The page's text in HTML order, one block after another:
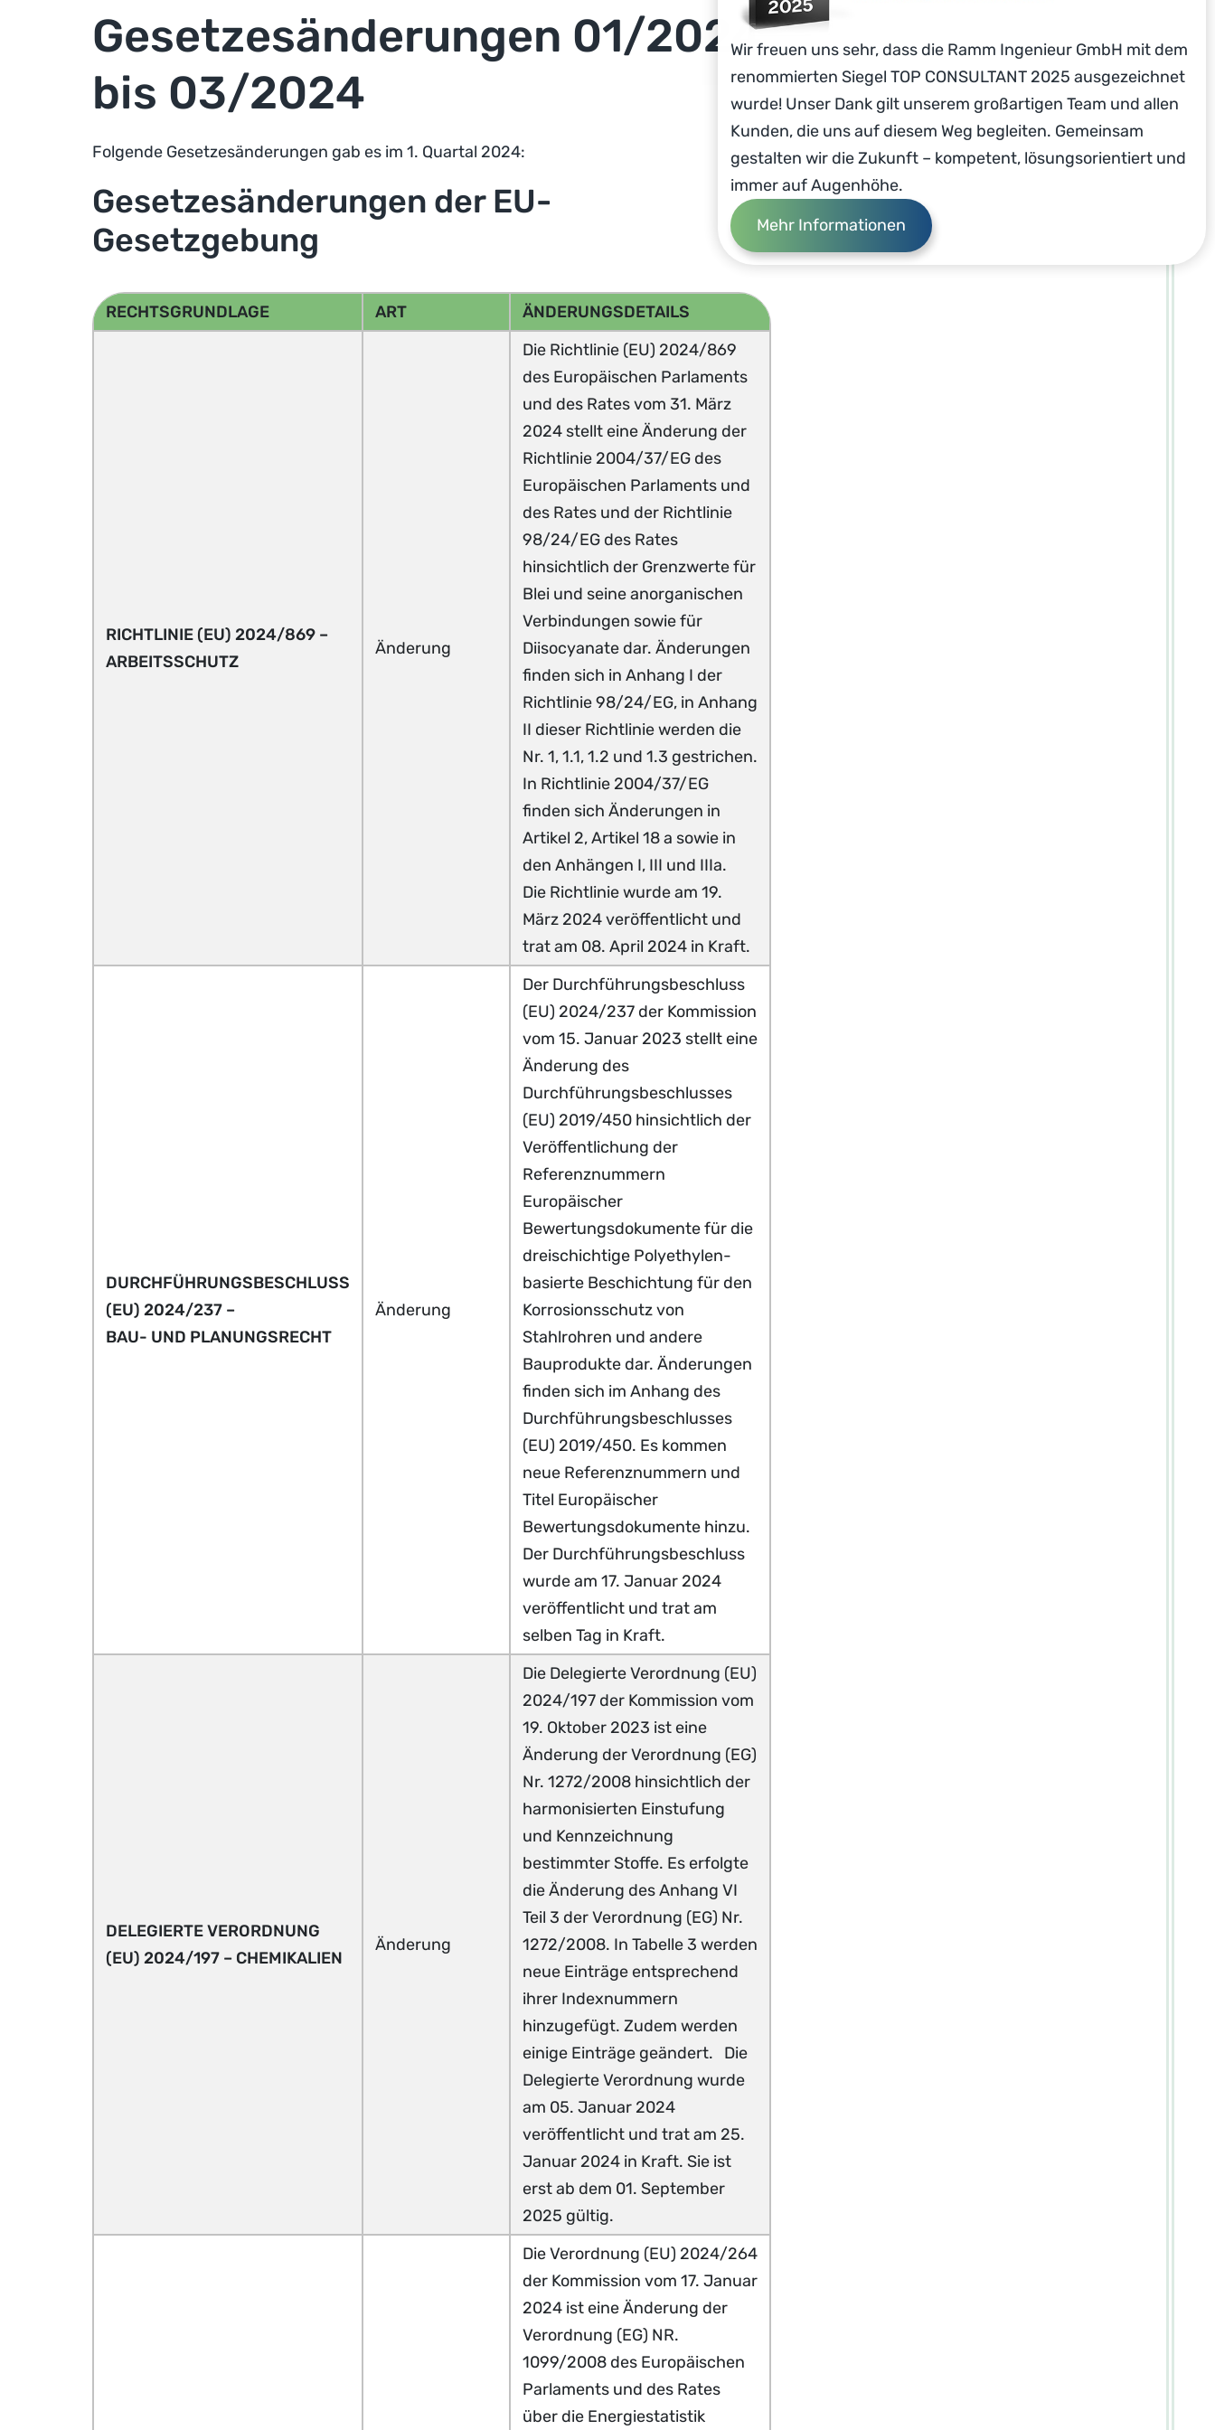
Gesetzesänderungen 01/2024
bis 03/2024
Folgende Gesetzesänderungen gab es im 1. Quartal 2024:
Gesetzesänderungen der EU-
Gesetzgebung
RECHTSGRUNDLAGE ART ÄNDERUNGSDETAILS
RICHTLINIE (EU) 2024/869 –
ARBEITSSCHUTZ
Änderung
Die Richtlinie (EU) 2024/869
des Europäischen Parlaments
und des Rates vom 31. März
2024 stellt eine Änderung der
Richtlinie 2004/37/EG des
Europäischen Parlaments und
des Rates und der Richtlinie
98/24/EG des Rates
hinsichtlich der Grenzwerte für
Blei und seine anorganischen
Verbindungen sowie für
Diisocyanate dar. Änderungen
finden sich in Anhang I der
Richtlinie 98/24/EG, in Anhang
II dieser Richtlinie werden die
Nr. 1, 1.1, 1.2 und 1.3 gestrichen.
In Richtlinie 2004/37/EG
finden sich Änderungen in
Artikel 2, Artikel 18 a sowie in
den Anhängen I, III und IIIa.
Die Richtlinie wurde am 19.
März 2024 veröffentlicht und
trat am 08. April 2024 in Kraft.
DURCHFÜHRUNGSBESCHLUSS
(EU) 2024/237 –
BAU- UND PLANUNGSRECHT
Änderung
Der Durchführungsbeschluss
(EU) 2024/237 der Kommission
vom 15. Januar 2023 stellt eine
Änderung des
Durchführungsbeschlusses
(EU) 2019/450 hinsichtlich der
Veröffentlichung der
Referenznummern
Europäischer
Bewertungsdokumente für die
dreischichtige Polyethylen-
basierte Beschichtung für den
Korrosionsschutz von
Stahlrohren und andere
Bauprodukte dar. Änderungen
finden sich im Anhang des
Durchführungsbeschlusses
(EU) 2019/450. Es kommen
neue Referenznummern und
Titel Europäischer
Bewertungsdokumente hinzu.
Der Durchführungsbeschluss
wurde am 17. Januar 2024
veröffentlicht und trat am
selben Tag in Kraft.
DELEGIERTE VERORDNUNG
(EU) 2024/197 – CHEMIKALIEN
Änderung
Die Delegierte Verordnung (EU)
2024/197 der Kommission vom
19. Oktober 2023 ist eine
Änderung der Verordnung (EG)
Nr. 1272/2008 hinsichtlich der
harmonisierten Einstufung
und Kennzeichnung
bestimmter Stoffe. Es erfolgte
die Änderung des Anhang VI
Teil 3 der Verordnung (EG) Nr.
1272/2008. In Tabelle 3 werden
neue Einträge entsprechend
ihrer Indexnummern
hinzugefügt. Zudem werden
einige Einträge geändert. Die
Delegierte Verordnung wurde
am 05. Januar 2024
veröffentlicht und trat am 25.
Januar 2024 in Kraft. Sie ist
erst ab dem 01. September
2025 gültig.
Die Verordnung (EU) 2024/264
der Kommission vom 17. Januar
2024 ist eine Änderung der
Verordnung (EG) NR.
1099/2008 des Europäischen
Parlaments und des Rates
über die Energiestatistik
Wir freuen uns sehr, dass die Ramm Ingenieur GmbH mit dem
renommierten Siegel TOP CONSULTANT 2025 ausgezeichnet
wurde! Unser Dank gilt unserem großartigen Team und allen
Kunden, die uns auf diesem Weg begleiten. Gemeinsam
gestalten wir die Zukunft – kompetent, lösungsorientiert und
immer auf Augenhöhe.
Mehr Informationen